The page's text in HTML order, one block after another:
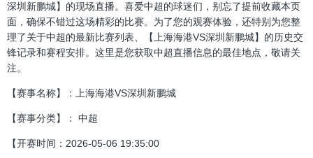
深圳新鹏城】的现场直播。喜爱中超的球迷们，别忘了提前收藏本页
面，确保不错过这场精彩的比赛。为了您的观赛体验，还特别为您整
理了关于中超的最新比赛列表、【上海海港VS深圳新鹏城】的历史交
锋记录和赛程安排。这里是您获取中超直播信息的最佳地点，敬请关
注。
【赛事名称】：上海海港VS深圳新鹏城
【赛事分类】： 中超
【开赛时间：2026-05-06 19:35:00